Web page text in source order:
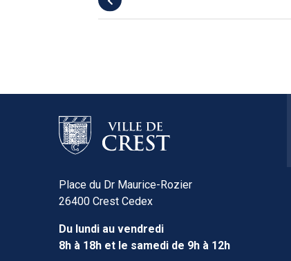
Place du Dr Maurice-Rozier
26400 Crest Cedex
Du lundi au vendredi
8h à 18h et le samedi de 9h à 12h